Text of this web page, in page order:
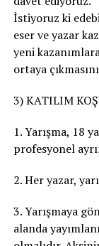
İstiyoruz ki
eser ve yazar
yeni
ortaya
3) KATILIM
1. Yarışma, 18
profesyonel
2. Her yazar,
3. Yarışmaya
alanda